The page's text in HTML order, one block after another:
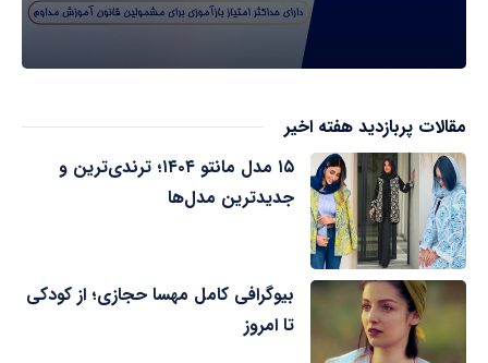
مقالات پربازدید هفته اخیر
۱۵ مدل مانتو ۱۴۰۴؛ ترندی‌ترین و
جدیدترین مدل‌ها
بیوگرافی کامل مهسا حجازی؛ از کودکی
تا امروز